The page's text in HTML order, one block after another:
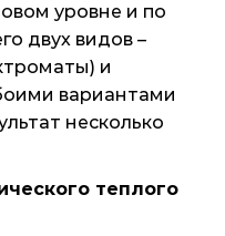
уровне и по
двух видов –
и
вариантами
несколько
теплого